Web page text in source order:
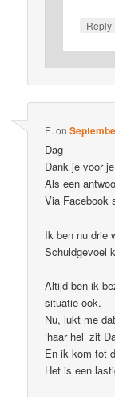
Reply
E.on
Dag
Dank je voor
Als een
Via Facebook
Ik ben nu drie
Schuldgevoel
Altijd ben ik
situatie ook.
Nu, lukt me
‘haar hel’ zit
En ik kom tot
Het is een